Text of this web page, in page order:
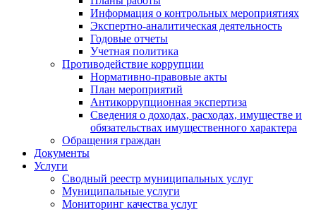
Информация о контрольных мероприятиях
Экспертно-аналитическая деятельность
Годовые отчеты
Учетная политика
Противодействие коррупции
Нормативно-правовые акты
План мероприятий
Антикоррупционная экспертиза
Сведения о доходах, расходах, имуществе и
обязательствах имущественного характера
Обращения граждан
Документы
Услуги
Сводный реестр муниципальных услуг
Муниципальные услуги
Мониторинг качества услуг